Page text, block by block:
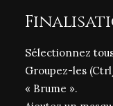
Sélectionnez
Groupez-les
« Brume ».